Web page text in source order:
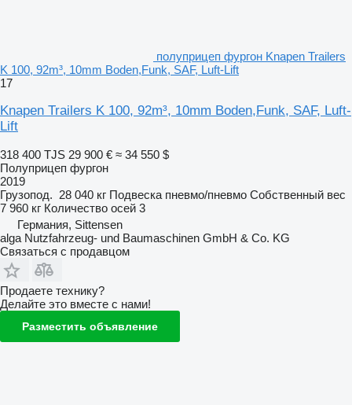
полуприцеп фургон Knapen Trailers
K 100, 92m³, 10mm Boden,Funk, SAF, Luft-Lift
17
Knapen Trailers K 100, 92m³, 10mm Boden,Funk, SAF, Luft-
Lift
318 400 TJS 29 900 € ≈ 34 550 $
Полуприцеп фургон
2019
Грузопод. 28 040 кг Подвеска пневмо/пневмо Собственный вес
7 960 кг Количество осей 3
Германия, Sittensen
alga Nutzfahrzeug- und Baumaschinen GmbH & Co. KG
Связаться с продавцом
Продаете технику?
Делайте это вместе с нами!
Разместить объявление